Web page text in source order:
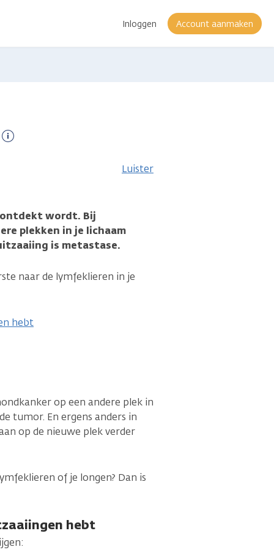
Inloggen Account aanmaken
Luister
wordt. Bij
plekken in je lichaam
is metastase.
naar de lymfeklieren in je
hebt
op een andere plek in
tumor. En ergens anders in
op de nieuwe plek verder
of je longen? Dan is
hebt